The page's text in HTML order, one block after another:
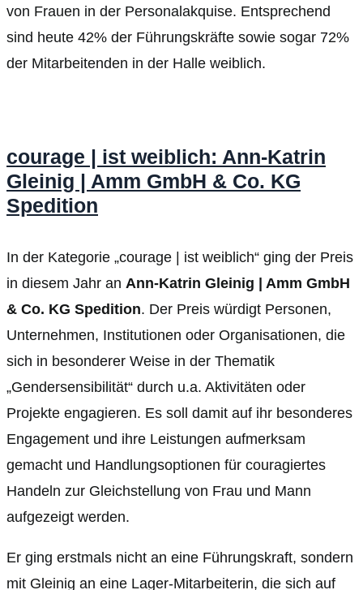
von Frauen in der Personalakquise. Entsprechend
sind heute 42% der Führungskräfte sowie sogar 72%
der Mitarbeitenden in der Halle weiblich.
courage | ist weiblich: Ann-Katrin
Gleinig | Amm GmbH & Co. KG
Spedition
In der Kategorie „courage | ist weiblich“ ging der Preis
in diesem Jahr an Ann-Katrin Gleinig | Amm GmbH
& Co. KG Spedition. Der Preis würdigt Personen,
Unternehmen, Institutionen oder Organisationen, die
sich in besonderer Weise in der Thematik
„Gendersensibilität“ durch u.a. Aktivitäten oder
Projekte engagieren. Es soll damit auf ihr besonderes
Engagement und ihre Leistungen aufmerksam
gemacht und Handlungsoptionen für couragiertes
Handeln zur Gleichstellung von Frau und Mann
aufgezeigt werden.
Er ging erstmals nicht an eine Führungskraft, sondern
mit Gleinig an eine Lager-Mitarbeiterin, die sich auf